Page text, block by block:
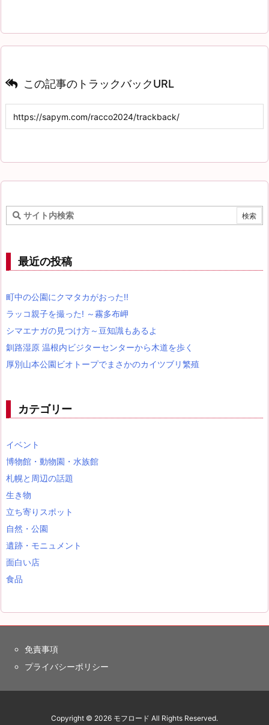
この記事のトラックバックURL
最近の投稿
町中の公園にクマタカがおった!!
ラッコ親子を撮った! ～霧多布岬
シマエナガの見つけ方～豆知識もあるよ
釧路湿原 温根内ビジターセンターから木道を歩く
厚別山本公園ビオトープでまさかのカイツブリ繁殖
カテゴリー
イベント
博物館・動物園・水族館
札幌と周辺の話題
生き物
立ち寄りスポット
自然・公園
遺跡・モニュメント
面白い店
食品
免責事項
プライバシーポリシー
Copyright © 2026 モフロード All Rights Reserved.